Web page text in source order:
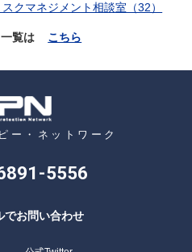
クマネジメント相談室（32）
覧は こちら
ー・ネットワーク
-5556
でお問い合わせ